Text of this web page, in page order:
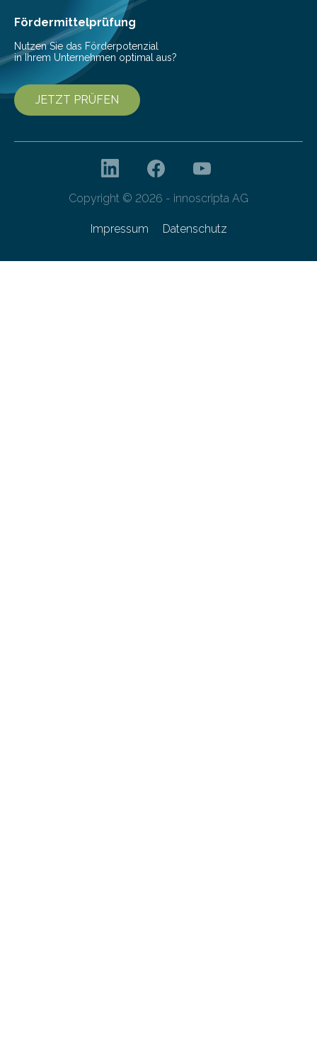
bis 16:00 Uhr, ein virtuelles Partnering Event zum
Forschungsprogramm „Datenrekonstruktion…
Fördermittelprüfung
Nutzen Sie das Förderpotenzial
in Ihrem Unternehmen optimal aus?
JETZT PRÜFEN
Copyright © 2026 - innoscripta AG
Impressum Datenschutz